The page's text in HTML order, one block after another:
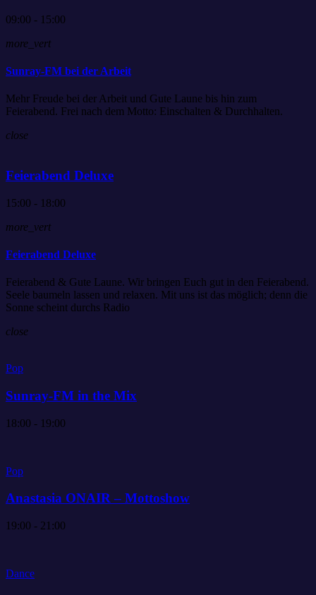
09:00 - 15:00
more_vert
Sunray-FM bei der Arbeit
Mehr Freude bei der Arbeit und Gute Laune bis hin zum
Feierabend. Frei nach dem Motto: Einschalten & Durchhalten.
close
Feierabend Deluxe
15:00 - 18:00
more_vert
Feierabend Deluxe
Feierabend & Gute Laune. Wir bringen Euch gut in den Feierabend.
Seele baumeln lassen und relaxen. Mit uns ist das möglich; denn die
Sonne scheint durchs Radio
close
Pop
Sunray-FM in the Mix
18:00 - 19:00
Pop
Anastasia ONAIR – Mottoshow
19:00 - 21:00
Dance